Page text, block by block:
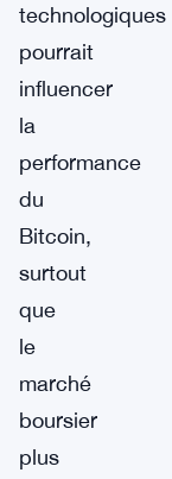
technologiques
pourrait
influencer
la
performance
du
Bitcoin,
surtout
que
le
marché
boursier
plus